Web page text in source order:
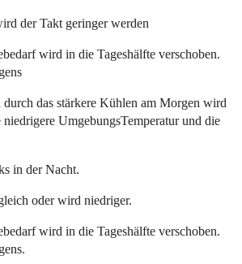
der Takt geringer werden
wird in die Tageshälfte verschoben.
durch das stärkere Kühlen am Morgen wird
UmgebungsTemperatur und die
in der Nacht.
oder wird niedriger.
wird in die Tageshälfte verschoben.